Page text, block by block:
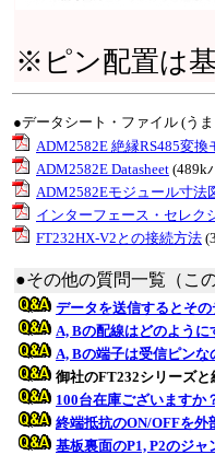
※ピン配置は
●データシート・ファイル (う
ADM2582E 絶縁RS485変換
ADM2582E Datasheet (489k
ADM2582Eモジュール寸法
インターフェース・セレク
FT232HX-V2との接続方法
●その他の質問一覧（こ
データを送信するとそ
A, Bの配線はどのように
A, Bの端子は受信ピンな
御社のFT232シリーズ
100台在庫ございますか
終端抵抗のON/OFFを外
基板裏面のP1, P2のジャ